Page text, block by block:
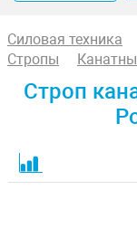
Силовая техника
Стропы
Строп